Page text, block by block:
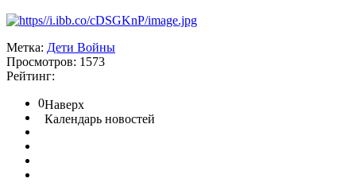
Метка: Дети Войны
Просмотров: 1573
Рейтинг:
0Наверх
Календарь новостей